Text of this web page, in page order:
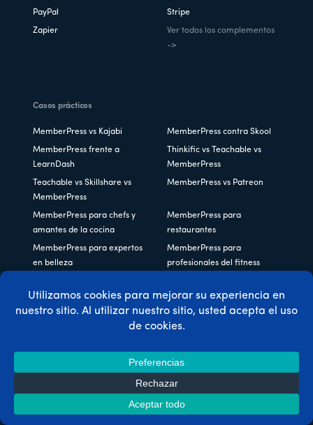
PayPal Stripe
Zapier
Ver todos los complementos
->
Casos prácticos
MemberPress vs Kajabi MemberPress contra Skool
MemberPress frente a
LearnDash
Thinkific vs Teachable vs
MemberPress
Teachable vs Skillshare vs
MemberPress
MemberPress vs Patreon
MemberPress para chefs y
amantes de la cocina
MemberPress para
restaurantes
MemberPress para expertos
en belleza
MemberPress para
profesionales del fitness
Podcasters
publicaciones en línea
MemberPress para Life
MemberPress para
escritores
profesores de música
entrenadores
nutricionistas